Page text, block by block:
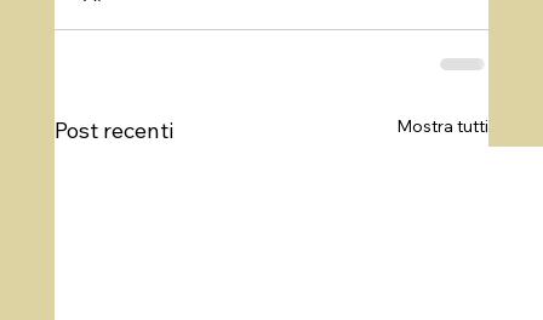
Post recenti Mostra tutti